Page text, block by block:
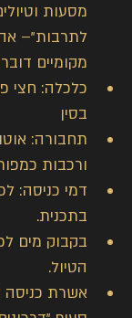
מסעות
לתרבות"–
מקומיים
כלכלה: חצי
בסין
תחבורה:
ורכבות
דמי כניסה:
בתכנית.
בקבוק מים
הטיול.
אשרת כניסה